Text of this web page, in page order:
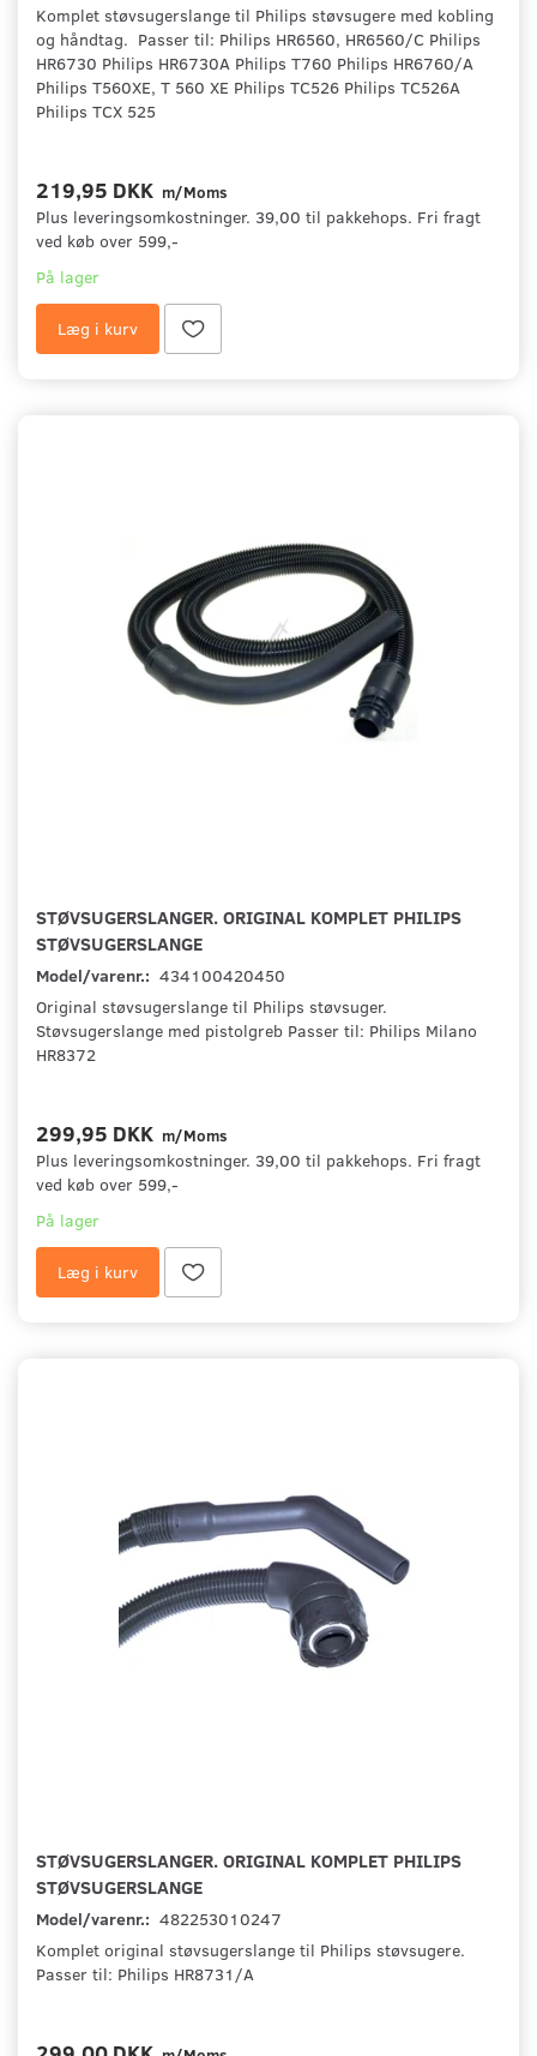
Komplet støvsugerslange til Philips støvsugere med kobling
og håndtag. Passer til: Philips HR6560, HR6560/C Philips
HR6730 Philips HR6730A Philips T760 Philips HR6760/A
Philips T560XE, T 560 XE Philips TC526 Philips TC526A
Philips TCX 525
219,95 DKK m/Moms
Plus leveringsomkostninger. 39,00 til pakkehops. Fri fragt
ved køb over 599,-
På lager
Læg i kurv
STØVSUGERSLANGER. ORIGINAL KOMPLET PHILIPS
STØVSUGERSLANGE
Model/varenr.: 434100420450
Original støvsugerslange til Philips støvsuger.
Støvsugerslange med pistolgreb Passer til: Philips Milano
HR8372
299,95 DKK m/Moms
Plus leveringsomkostninger. 39,00 til pakkehops. Fri fragt
ved køb over 599,-
På lager
Læg i kurv
STØVSUGERSLANGER. ORIGINAL KOMPLET PHILIPS
STØVSUGERSLANGE
Model/varenr.: 482253010247
Komplet original støvsugerslange til Philips støvsugere.
Passer til: Philips HR8731/A